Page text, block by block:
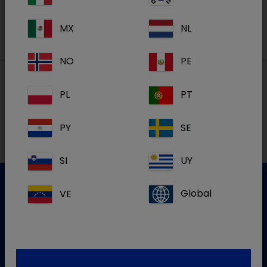
Vous voulez devenir membre ?Cliquez ici
Nos adresses
MX NL
NO PE
PL PT
PY SE
SI UY
VE Global